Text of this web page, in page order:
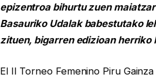
epizentroa bihurtu zuen
Basauriko Udalak babestutako
zituen, bigarren edizioan
El II Torneo Femenino Piru